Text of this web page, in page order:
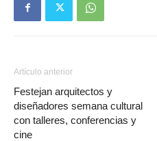
Artículo anterior
Festejan arquitectos y
diseñadores semana cultural
con talleres, conferencias y
cine